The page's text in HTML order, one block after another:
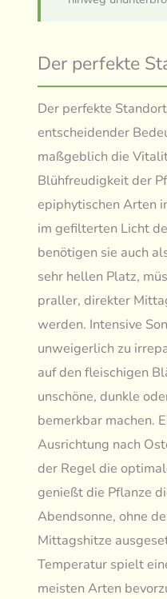
Der perfekte
Der perfekte
entscheidender
maßgeblich die
Blühfreudigkeit der
epiphytischen Arten
im gefilterten Licht
benötigen sie auch
sehr hellen Platz,
praller, direkter
werden. Intensive
unweigerlich zu
auf den fleischigen
unschöne, dunkle
bemerkbar machen.
Ausrichtung nach
der Regel die
genießt die Pflanze
Abendsonne, ohne
Mittagshitze
Temperatur spielt
meisten Arten